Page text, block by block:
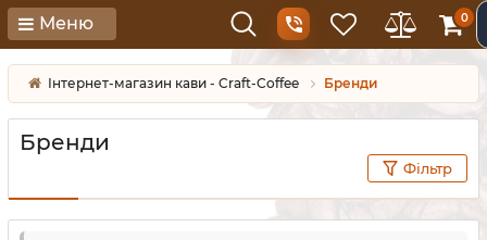
Меню 0
Інтернет-магазин кави - Craft-Coffee Бренди
Бренди
Фільтр